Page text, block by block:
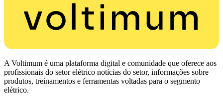
A Voltimum é uma plataforma digital e comunidade que oferece aos
profissionais do setor elétrico notícias do setor, informações sobre
produtos, treinamentos e ferramentas voltadas para o segmento
elétrico.